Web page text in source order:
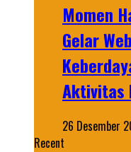
Momen
Gelar
Aktivitas
26 Desember
Recent